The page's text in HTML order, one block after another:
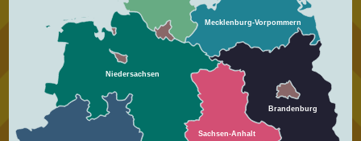
Sachsen-Anhalt
Niedersachsen
Mecklenburg-Vorpommern
Brandenburg